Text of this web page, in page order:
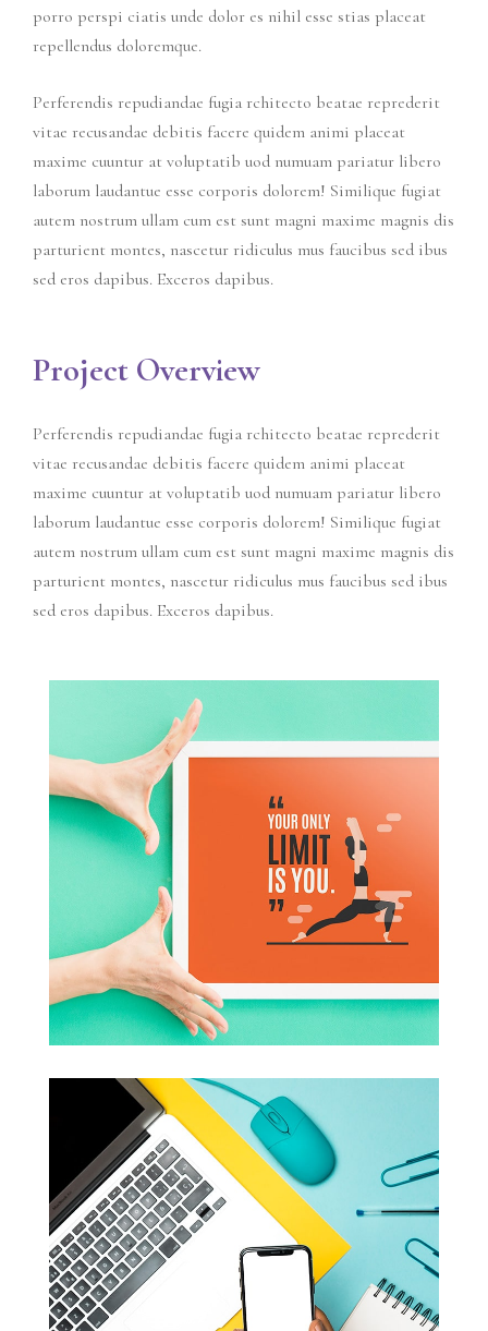
porro perspi ciatis unde dolor es nihil esse stias placeat
repellendus doloremque.
Perferendis repudiandae fugia rchitecto beatae reprederit
vitae recusandae debitis facere quidem animi placeat
maxime cuuntur at voluptatib uod numuam pariatur libero
laborum laudantue esse corporis dolorem! Similique fugiat
autem nostrum ullam cum est sunt magni maxime magnis dis
parturient montes, nascetur ridiculus mus faucibus sed ibus
sed eros dapibus. Exceros dapibus.
Project Overview
Perferendis repudiandae fugia rchitecto beatae reprederit
vitae recusandae debitis facere quidem animi placeat
maxime cuuntur at voluptatib uod numuam pariatur libero
laborum laudantue esse corporis dolorem! Similique fugiat
autem nostrum ullam cum est sunt magni maxime magnis dis
parturient montes, nascetur ridiculus mus faucibus sed ibus
sed eros dapibus. Exceros dapibus.